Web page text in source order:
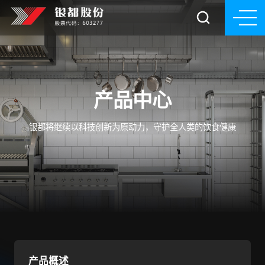
产品中心
银都将继续以科技创新为原动力，守护全人类的饮食健康
产品概述